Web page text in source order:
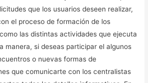
que los usuarios deseen realizar,
el proceso de formación de los
las distintas actividades que ejecuta
manera, si deseas participar el algunos
o nuevas formas de
que comunicarte con los centralistas